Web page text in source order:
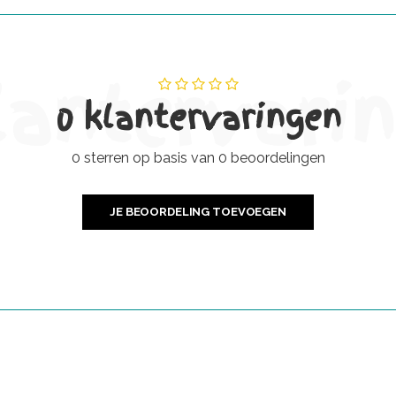
0 klantervaringen
0 sterren op basis van 0 beoordelingen
JE BEOORDELING TOEVOEGEN